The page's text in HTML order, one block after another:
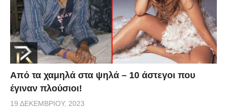
Από τα χαμηλά στα ψηλά – 10 άστεγοι που
έγιναν πλούσιοι!
19 ΔΕΚΕΜΒΡΊΟΥ, 2023